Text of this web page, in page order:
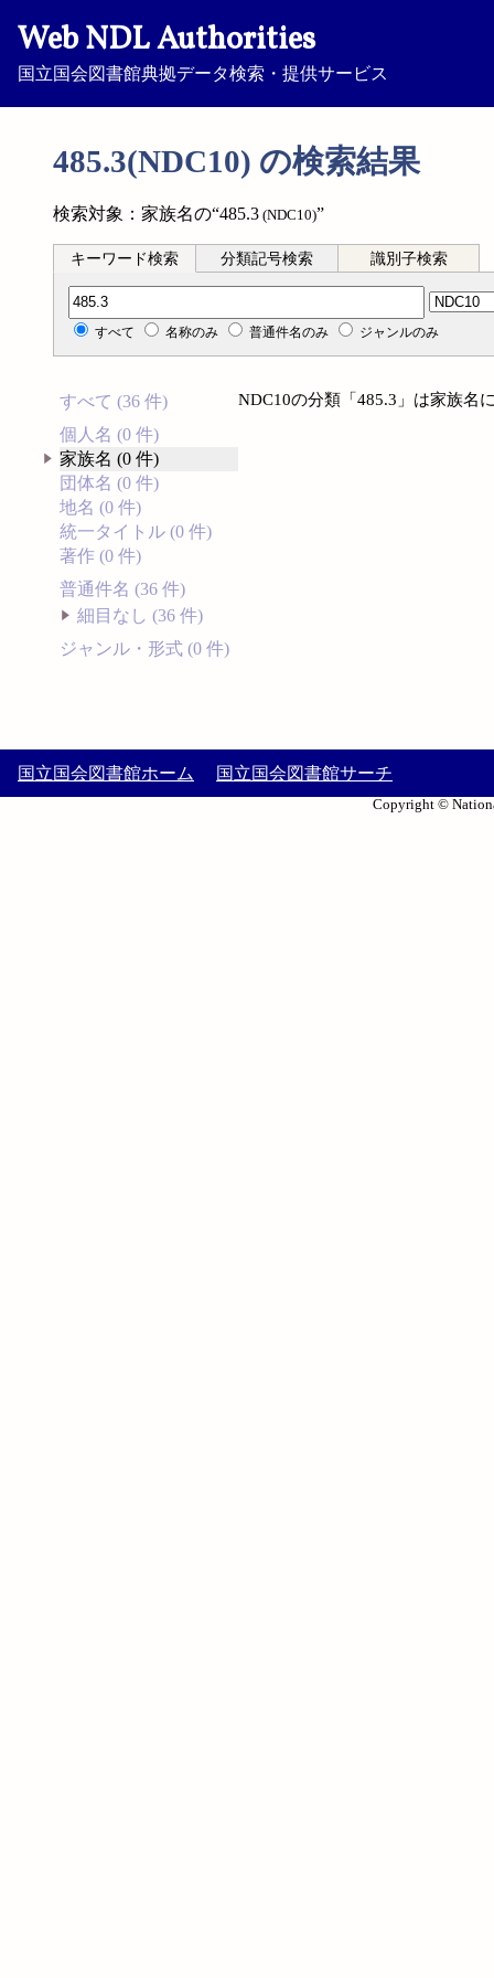
Web NDL Authorities
国立国会図書館典拠データ検索・提供サービス
485.3(NDC10) の検索結果
検索対象：家族名の“485.3 (NDC10)”
キーワード検索 分類記号検索 識別子検索
分類記号検索
すべて 名称のみ 普通件名のみ ジャンルのみ
すべて (36 件)
個人名 (0 件)
家族名 (0 件)
団体名 (0 件)
地名 (0 件)
統一タイトル (0 件)
著作 (0 件)
普通件名 (36 件)
細目なし (36 件)
ジャンル・形式 (0 件)
NDC10の分類「485.3」は家族名
国立国会図書館ホーム 国立国会図書館サーチ
Copyright ©